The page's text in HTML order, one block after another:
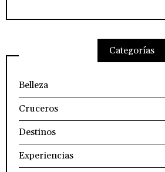
Categorías
Belleza
Cruceros
Destinos
Experiencias